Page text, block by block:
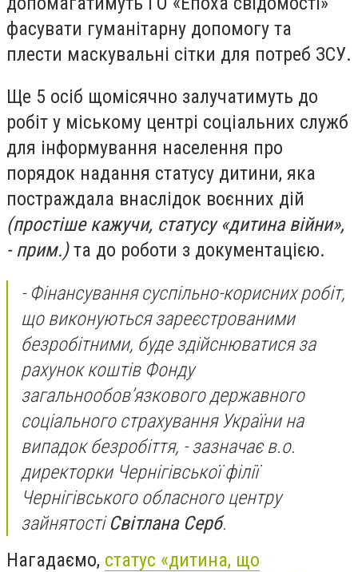
фасувати гуманітарну допомогу та
плести маскувальні сітки для потреб ЗСУ.
Ще 5 осіб щомісячно залучатимуть до
робіт у міському центрі соціальних служб
для інформування населення про
порядок надання статусу дитини, яка
постраждала внаслідок воєнних дій
(простіше кажучи, статусу «дитина війни»,
- прим.)та до роботи з документацією.
- Фінансування суспільно-корисних робіт,
що виконуються зареєстрованими
безробітними, буде здійснюватися за
рахунок коштів Фонду
загальнообов’язкового державного
соціального страхування України на
випадок безробіття, - зазначає в.о.
директорки Чернігівської філії
Чернігівського обласного центру
зайнятостіСвітлана Серб.
Нагадаємо, статус «дитина, що